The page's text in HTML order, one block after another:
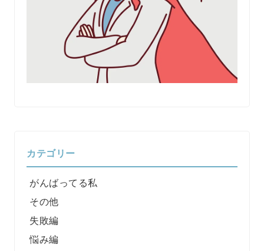
カテゴリー
がんばってる私
その他
失敗編
悩み編